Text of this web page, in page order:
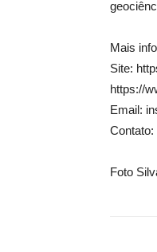
Mais
Site:
https://
Email:
Contato:
Foto